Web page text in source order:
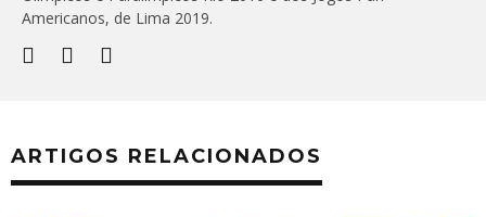
Americanos, de Lima 2019.
ARTIGOS RELACIONADOS